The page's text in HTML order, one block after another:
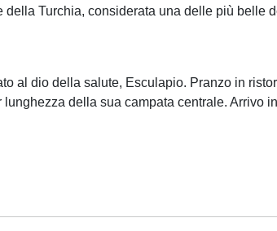
della Turchia, considerata una delle più belle
al dio della salute, Esculapio. Pranzo in
della sua campata centrale. Arrivo in